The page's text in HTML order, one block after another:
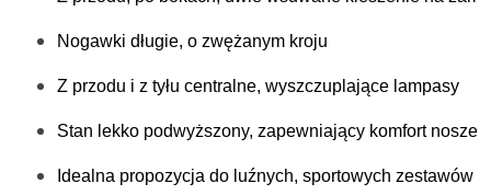
Nogawki długie, o zwężanym kroju
Z przodu i z tyłu centralne, wyszczuplające lampasy
Stan lekko podwyższony, zapewniający komfort
Idealna propozycja do luźnych, sportowych zestawów